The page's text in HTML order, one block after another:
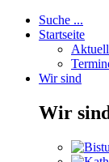
Suche ...
Startseite
Wir sind
Wir